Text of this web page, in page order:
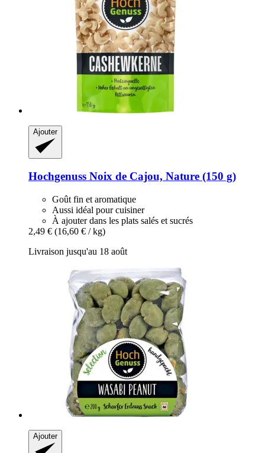
Ajouter
Hochgenuss Noix de Cajou, Nature (150 g)
Goût fin et aromatique
Aussi idéal pour cuisiner
À ajouter dans les plats salés et sucrés
2,49 € (16,60 € / kg)
Livraison jusqu'au 18 août
Ajouter